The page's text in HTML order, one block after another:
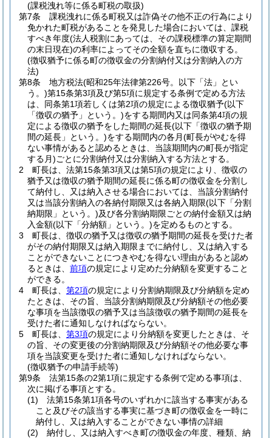
(課税洩れ等に係る町税の取扱)
第7条
課税洩れに係る町税又は詐偽その他不正の行為により
免かれた町税があることを発見した場合においては、課税
すべき年度(法人税割にあっては、その課税標準の算定期間
の末日現在)の利率によってその全額を直ちに徴収する。
(徴収猶予に係る町の徴収金の分割納付又は分割納入の方
法)
第8条
地方税法(昭和25年法律第226号。以下「法」とい
う。)第15条第3項及び第5項に規定する条例で定める方法
は、同条第1項若しくは第2項の規定による徴収猶予(以下
「徴収の猶予」という。)をする期間内又は同条第4項の規
定による徴収の猶予をした期間の延長(以下「徴収の猶予期
間の延長」という。)をする期間内の各月(町長がやむを得
ない事情があると認めるときは、当該期間内の町長が指定
する月)ごとに分割納付又は分割納入する方法とする。
2
町長は、法第15条第3項又は第5項の規定により、徴収の
猶予又は徴収の猶予期間の延長に係る町の徴収金を分割し
て納付し、又は納入させる場合においては、当該分割納付
又は当該分割納入の各納付期限又は各納入期限(以下「分割
納期限」という。)及び各分割納期限ごとの納付金額又は納
入金額(以下「分納額」という。)を定めるものとする。
3
町長は、徴収の猶予又は徴収の猶予期間の延長を受けた者
がその納付期限又は納入期限までに納付し、又は納入する
ことができないことにつきやむを得ない理由があると認め
るときは、 前項の規定により定めた分納額を変更すること
ができる。
4
町長は、 第2項の規定により分割納期限及び分納額を定め
たときは、その旨、当該分割納期限及び分納額その他必要
な事項を当該徴収の猶予又は当該徴収の猶予期間の延長を
受けた者に通知しなければならない。
5
町長は、 第3項の規定により分納額を変更したときは、そ
の旨、その変更後の分割納期限及び分納額その他必要な事
項を当該変更を受けた者に通知しなければならない。
(徴収猶予の申請手続等)
第9条
法第15条の2第1項に規定する条例で定める事項は、
次に掲げる事項とする。
(1)
法第15条第1項各号のいずれかに該当する事実がある
こと及びその該当する事実に基づき町の徴収金を一時に
納付し、又は納入することができない事情の詳細
(2)
納付し、又は納入すべき町の徴収金の年度、種類、納